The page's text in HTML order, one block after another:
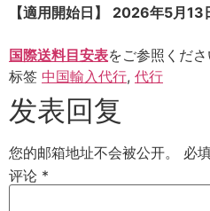
【適用開始日】
2026年5月13
国際送料目安表をご参照くださ
标签 中国輸入代行, 代行
发表回复
您的邮箱地址不会被公开。 必
评论 *